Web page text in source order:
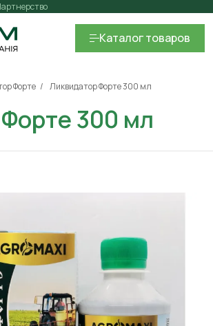
Каталогтоваров
Форте Ликвидатор Форте 300 мл
300 мл